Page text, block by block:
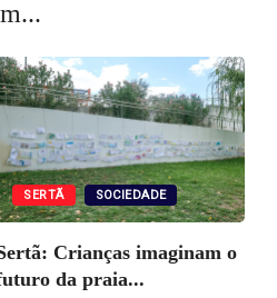
SERTÃ SOCIEDADE
Crianças imaginam o
da praia...